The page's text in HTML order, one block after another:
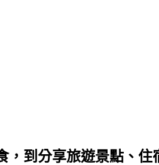
到分享旅遊景點、